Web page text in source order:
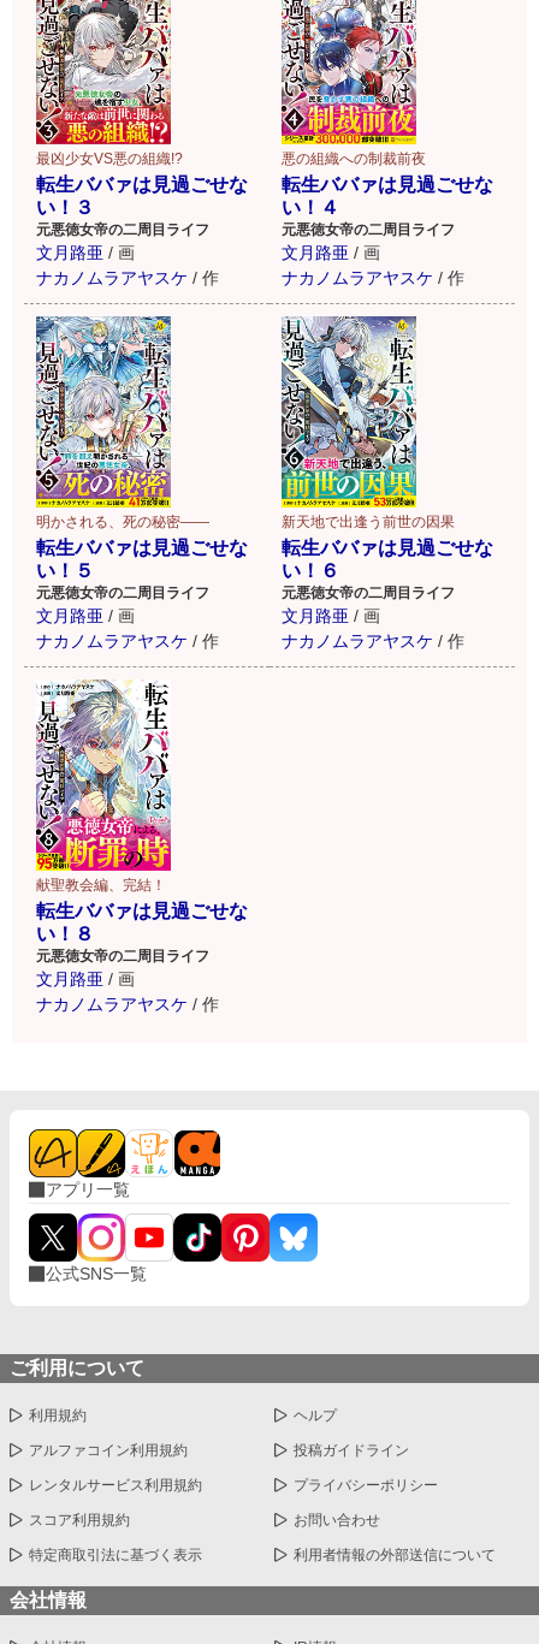
最凶少女VS悪の組織!?
転生ババァは見過ごせな
い！３
元悪徳女帝の二周目ライフ
文月路亜 / 画
ナカノムラアヤスケ / 作
悪の組織への制裁前夜
転生ババァは見過ごせな
い！４
元悪徳女帝の二周目ライフ
文月路亜 / 画
ナカノムラアヤスケ / 作
明かされる、死の秘密――
転生ババァは見過ごせな
い！５
元悪徳女帝の二周目ライフ
文月路亜 / 画
ナカノムラアヤスケ / 作
新天地で出逢う前世の因果
転生ババァは見過ごせな
い！６
元悪徳女帝の二周目ライフ
文月路亜 / 画
ナカノムラアヤスケ / 作
献聖教会編、完結！
転生ババァは見過ごせな
い！８
元悪徳女帝の二周目ライフ
文月路亜 / 画
ナカノムラアヤスケ / 作
アプリ一覧
公式SNS一覧
ご利用について
利用規約 ヘルプ
アルファコイン利用規約 投稿ガイドライン
レンタルサービス利用規約 プライバシーポリシー
スコア利用規約 お問い合わせ
特定商取引法に基づく表示 利用者情報の外部送信について
会社情報